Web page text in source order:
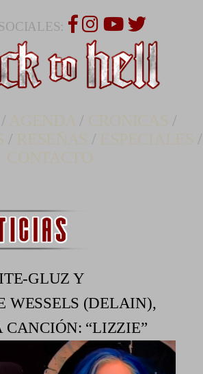
/ /
/
/ /
/
GLUZ Y
WESSELS (DELAIN),
“LIZZIE”